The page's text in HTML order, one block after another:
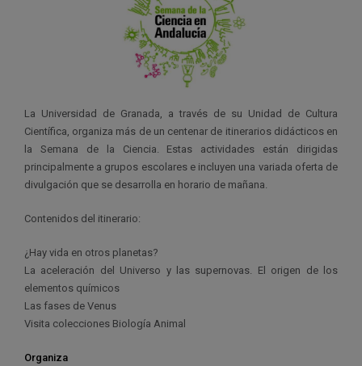
La Universidad de Granada, a través de su Unidad de Cultura
Científica, organiza más de un centenar de itinerarios didácticos en
la Semana de la Ciencia. Estas actividades están dirigidas
principalmente a grupos escolares e incluyen una variada oferta de
divulgación que se desarrolla en horario de mañana.
Contenidos del itinerario:
¿Hay vida en otros planetas?
La aceleración del Universo y las supernovas. El origen de los
elementos químicos
Las fases de Venus
Visita colecciones Biología Animal
Organiza